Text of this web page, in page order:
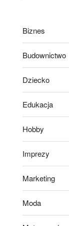
Biznes
Budownictwo
Dziecko
Edukacja
Hobby
Imprezy
Marketing
Moda